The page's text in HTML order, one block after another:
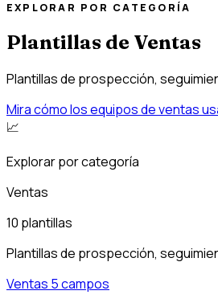
EXPLORAR POR CATEGORÍA
Plantillas de Ventas
Plantillas de prospección,
Mira cómo los equipos de ventas
📈
Explorar por categoría
Ventas
10 plantillas
Plantillas de prospección,
Ventas 5 campos